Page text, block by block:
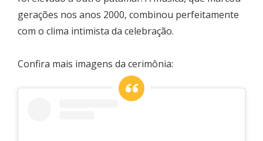
gerações nos anos 2000, combinou perfeitamente
com o clima intimista da celebração.
Confira mais imagens da cerimônia: